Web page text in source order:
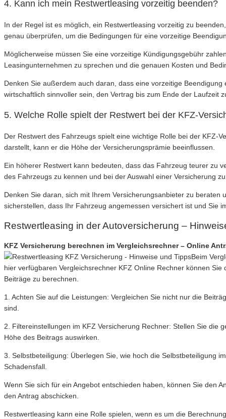
4. Kann ich mein Restwertleasing vorzeitig beenden?
In der Regel ist es möglich, ein Restwertleasing vorzeitig zu
genau überprüfen, um die Bedingungen für eine vorzeitige
Möglicherweise müssen Sie eine vorzeitige Kündigungsgebühr
Leasingunternehmen zu sprechen und die genauen Kosten und
Denken Sie außerdem auch daran, dass eine vorzeitige
wirtschaftlich sinnvoller sein, den Vertrag bis zum Ende der Laufzeit
5. Welche Rolle spielt der Restwert bei der KFZ-
Der Restwert des Fahrzeugs spielt eine wichtige Rolle bei der KFZ-
darstellt, kann er die Höhe der Versicherungsprämie beeinflussen.
Ein höherer Restwert kann bedeuten, dass das Fahrzeug teurer zu
des Fahrzeugs zu kennen und bei der Auswahl einer Versicherung
Denken Sie daran, sich mit Ihrem Versicherungsanbieter zu
sicherstellen, dass Ihr Fahrzeug angemessen versichert ist und Sie
Restwertleasing in der Autoversicherung –
KFZ Versicherung berechnen im Vergleichsrechner – Online
Beim
hier verfügbaren Vergleichsrechner KFZ Online Rechner können
Beiträge zu berechnen.
1. Achten Sie auf die Leistungen: Vergleichen Sie nicht nur die
sind.
2. Filtereinstellungen im KFZ Versicherung Rechner: Stellen Sie die
Höhe des Beitrags auswirken.
3. Selbstbeteiligung: Überlegen Sie, wie hoch die Selbstbeteiligung
Schadensfall.
Wenn Sie sich für ein Angebot entschieden haben, können Sie den
den Antrag abschicken.
Restwertleasing kann eine Rolle spielen, wenn es um die